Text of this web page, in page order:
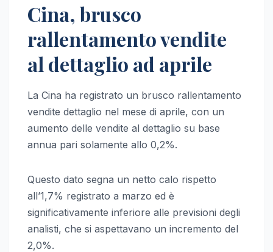
Cina, brusco
rallentamento vendite
al dettaglio ad aprile
La Cina ha registrato un brusco rallentamento
vendite dettaglio nel mese di aprile, con un
aumento delle vendite al dettaglio su base
annua pari solamente allo 0,2%.
Questo dato segna un netto calo rispetto
all’1,7% registrato a marzo ed è
significativamente inferiore alle previsioni degli
analisti, che si aspettavano un incremento del
2,0%.